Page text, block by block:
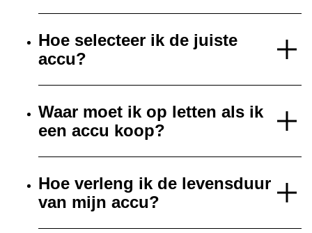
Hoe selecteer ik de juiste
accu?
Waar moet ik op letten als ik
een accu koop?
Hoe verleng ik de levensduur
van mijn accu?